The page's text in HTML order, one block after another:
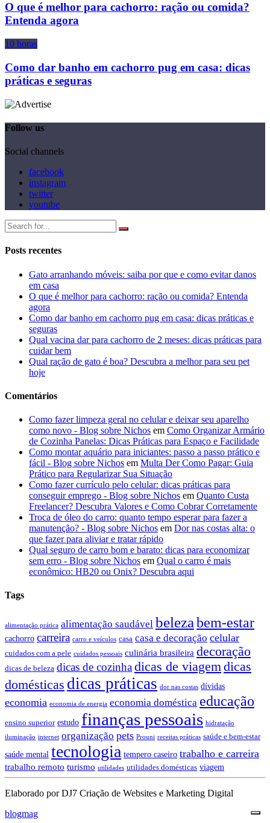
O que é melhor para cachorro: ração ou comida?
Entenda agora
10 horas
Como dar banho em cachorro pug em casa: dicas
práticas e seguras
Follow us
Social channels
facebook
instagram
twitter
youtube
Posts recentes
Gato arranhando móveis: saiba por que e como evitar danos
em casa
O que é melhor para cachorro: ração ou comida? Entenda
agora
Como dar banho em cachorro pug em casa: dicas práticas e
seguras
Qual vacina dar para cachorro de 2 meses: dicas práticas para
cuidar bem
Qual ração de gato é boa? Descubra a melhor para seu pet
hoje
Comentários
Como fazer limpeza geral no celular e deixar seu aparelho
como novo - Blog sobre Nichos em Como Organizar Armário
de Cozinha Panelas: Dicas Práticas para Espaço e Facilidade
Como montar aquário para iniciantes: passo a passo prático e
fácil - Blog sobre Nichos em Multa Der Como Pagar: Guia
Prático para Regularizar Sua Situação
Como fazer currículo pelo celular: dicas práticas para
conseguir emprego - Blog sobre Nichos em Quanto Custa
Freelancer? Descubra Valores e Como Cobrar Corretamente
Troca de óleo do carro: quanto tempo esperar para fazer a
manutenção? - Blog sobre Nichos em Dor nas costas alta: o
que fazer para aliviar e tratar rápido
Qual seguro de carro bom e barato: dicas para economizar
sem erro - Blog sobre Nichos em Qual o carro é mais
econômico: HB20 ou Onix? Descubra aqui
Tags
alimentação prática alimentação saudável belezabem-estar
cachorro carreira carro e veículos casa casa e decoração celular
cuidados com a pele cuidados pessoais culinária brasileira decoração
dicas de beleza dicas de cozinhadicas de viagem dicas
domésticas dicas práticas dor nas costas dívidas
economia economia de energia economia doméstica educação
ensino superior estudo finanças pessoais hidratação
iluminação internet organização pets Prouni receitas práticas saúde e bem-estar
saúde mental tecnologia tempero caseiro trabalho e carreira
trabalho remoto turismo utilidades utilidades domésticas viagem
Elaborado por DJ7 Criação de Websites e Marketing Digital
blogmag